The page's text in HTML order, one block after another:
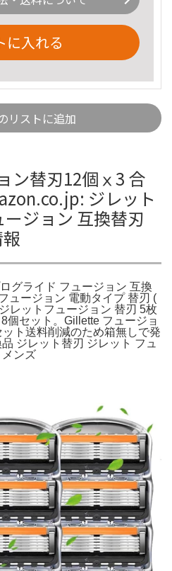
に入れる
リストに追加
ン替刃12個ⅹ3 合
ジレット
ジョン 互換替刃
グライド フュージョン 互換
ュージョン 電動タイプ 替刃 (
レットフュージョン 替刃 5枚
個セット。Gillette フュージョ
ト送料削減のため箱無しで発
ジレット替刃 ジレット フュ
ンズ